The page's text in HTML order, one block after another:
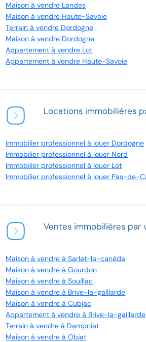
Maison à vendre Landes
Maison à vendre Haute-Savoie
Terrain à vendre Dordogne
Maison à vendre Dordogne
Appartement à vendre Lot
Appartement à vendre Haute-Savoie
Locations immobilières
Immobilier professionnel à louer Dordogne
Immobilier professionnel à louer Nord
Immobilier professionnel à louer Lot
Immobilier professionnel à louer Pas-de-
Ventes immobilières par
Maison à vendre à Sarlat-la-canéda
Maison à vendre à Gourdon
Maison à vendre à Souillac
Maison à vendre à Brive-la-gaillarde
Maison à vendre à Cubjac
Appartement à vendre à Brive-la-gaillarde
Terrain à vendre à Dampniat
Maison à vendre à Objat